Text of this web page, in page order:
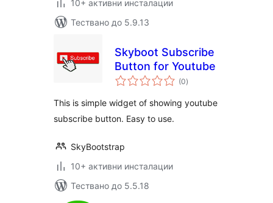
10+ активни инсталации
Тествано до 5.9.13
Skyboot Subscribe
Button for Youtube
(0общо
оценки
)
This is simple widget of showing youtube
subscribe button. Easy to use.
SkyBootstrap
10+ активни инсталации
Тествано до 5.5.18